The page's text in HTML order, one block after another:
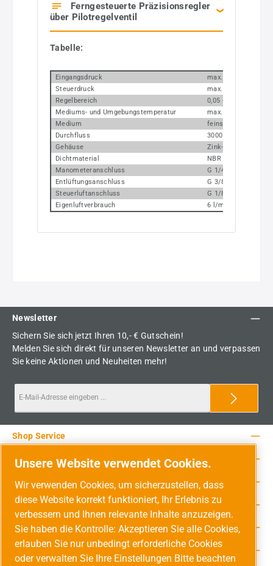
Ferngesteuerte Präzisionsregler
über Pilotregelventil
Tabelle:
Eingangsdruck
max. 16 bar
Steuerdruck
max. 10 bar
Regelbereich
0,05 - 7 bar (max.
Mediums- und Umgebungstemperatur
max. 60 °C
Medium
feinstgefilterte,
Durchfluss
3000 l/min
Gehäuse
Zink-Druckguss,
Dichtmaterial
NBR
Manometeranschluss
G 1/4
Entlüftungsanschluss
G 3/8 (für
Steuerluftanschluss
G 1/8
Eigenluftverbrauch
6 l/min bei Pe 16
Newsletter
Sichern Sie sich jetzt Ihren 10,- € Gutschein!
Melden Sie sich direkt für unseren Newsletter an und verpassen
Sie keine Aktionen und Neuheiten mehr!
Service-Hotline
Shop Service
Rechtliche Hinweise
Unsere Vorteile
Versandarten
Zahlungsarten
Unsere Website verwendet Cookies.
Wir verwenden Cookies, um sicherzustellen, dass
diese Website korrekt funktioniert, Ihr Erlebnis zu
verbessern und Ihnen relevante Inhalte anzuzeigen.
Sie haben die Kontrolle: Akzeptieren Sie alle Cookies,
erlauben Sie nur unbedingt erforderliche Cookies
oder verwalten Sie Ihre Einstellungen Bitte beachten